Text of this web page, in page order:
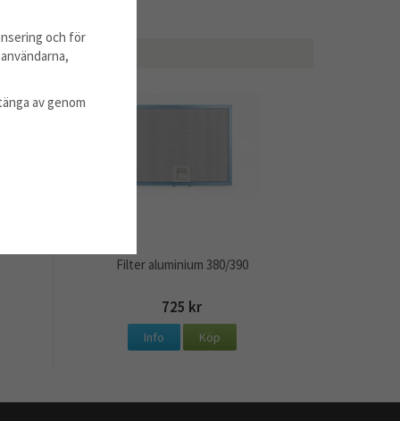
Filter aluminium 380/390
725 kr
Info Köp
och för
av genom